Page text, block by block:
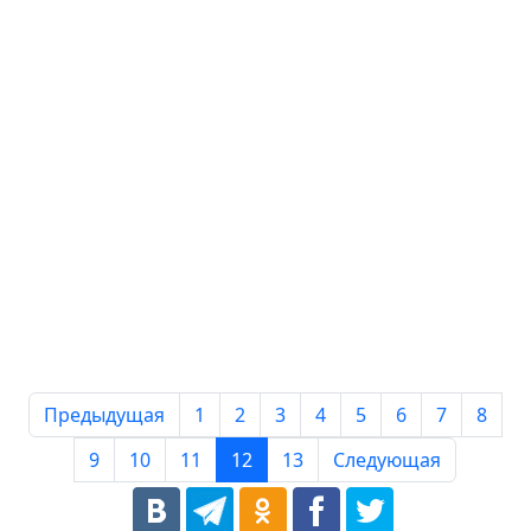
Предыдущая 1 2 3 4 5 6 7
8
9
10 11 12 13 Следующая